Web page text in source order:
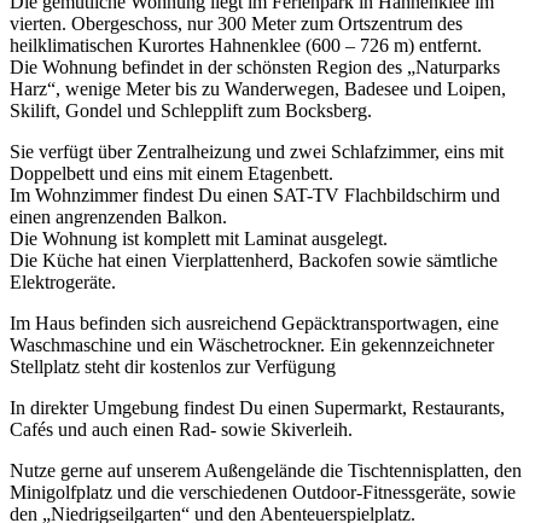
vierten. Obergeschoss, nur 300 Meter zum Ortszentrum des
heilklimatischen Kurortes Hahnenklee (600 – 726 m) entfernt.
Die Wohnung befindet in der schönsten Region des „Naturparks
Harz“, wenige Meter bis zu Wanderwegen, Badesee und Loipen,
Skilift, Gondel und Schlepplift zum Bocksberg.
Sie verfügt über Zentralheizung und zwei Schlafzimmer, eins mit
Doppelbett und eins mit einem Etagenbett.
Im Wohnzimmer findest Du einen SAT-TV Flachbildschirm und
einen angrenzenden Balkon.
Die Wohnung ist komplett mit Laminat ausgelegt.
Die Küche hat einen Vierplattenherd, Backofen sowie sämtliche
Elektrogeräte.
Im Haus befinden sich ausreichend Gepäcktransportwagen, eine
Waschmaschine und ein Wäschetrockner. Ein gekennzeichneter
Stellplatz steht dir kostenlos zur Verfügung
In direkter Umgebung findest Du einen Supermarkt, Restaurants,
Cafés und auch einen Rad- sowie Skiverleih.
Nutze gerne auf unserem Außengelände die Tischtennisplatten, den
Minigolfplatz und die verschiedenen Outdoor-Fitnessgeräte, sowie
den „Niedrigseilgarten“ und den Abenteuerspielplatz.